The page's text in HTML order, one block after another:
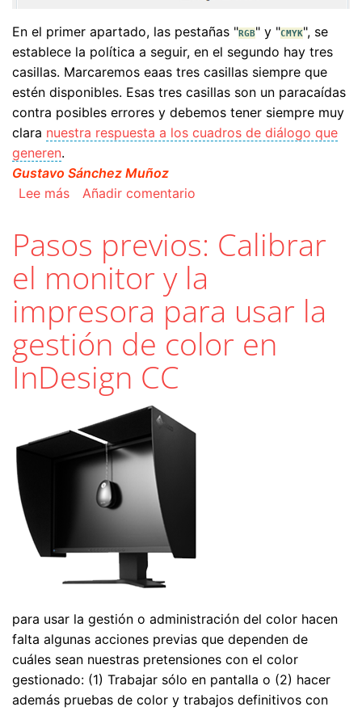
En el primer apartado, las pestañas "RGB" y "CMYK", se
establece la política a seguir, en el segundo hay tres
casillas. Marcaremos eaas tres casillas siempre que
estén disponibles. Esas tres casillas son un paracaídas
contra posibles errores y debemos tener siempre muy
clara nuestra respuesta a los cuadros de diálogo que
generen.
Gustavo Sánchez Muñoz
Lee mássobre Las normas de gestión del color de
Añadir comentario
Pasos previos: Calibrar
el monitor y la
impresora para usar la
gestión de color en
InDesign CC
para usar la gestión o administración del color hacen
falta algunas acciones previas que dependen de
cuáles sean nuestras pretensiones con el color
gestionado: (1) Trabajar sólo en pantalla o (2) hacer
además pruebas de color y trabajos definitivos con